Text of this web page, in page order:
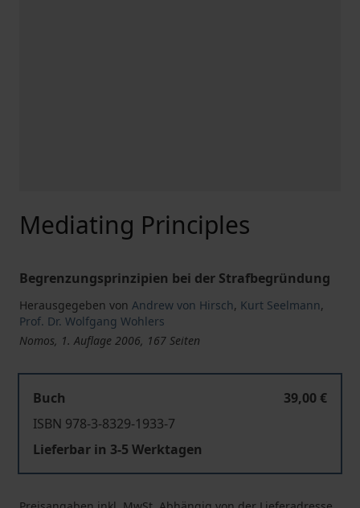
Mediating Principles
Begrenzungsprinzipien bei der Strafbegründung
Herausgegeben von Andrew von Hirsch, Kurt Seelmann,
Prof. Dr. Wolfgang Wohlers
Nomos, 1. Auflage 2006, 167 Seiten
Buch
39,00 €
ISBN 978-3-8329-1933-7
Lieferbar in 3-5 Werktagen